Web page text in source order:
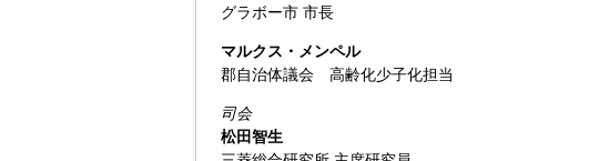
グラボー市 市長
マルクス・メンペル
郡自治体議会 高齢化少子化担当
司会
松田智生